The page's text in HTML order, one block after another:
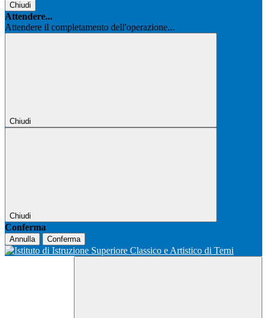
Chiudi
Attendere...
Attendere il completamento dell'operazione...
Chiudi
Chiudi
Conferma
Annulla Conferma